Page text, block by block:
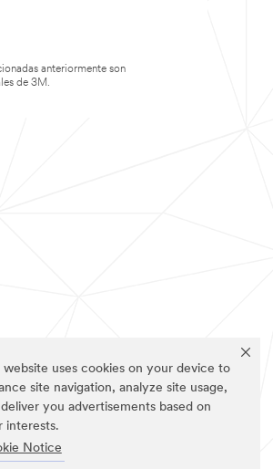
website uses cookies on your device to
site navigation, analyze site usage,
you advertisements based on
interests.
Notice
anteriormente son
de 3M.